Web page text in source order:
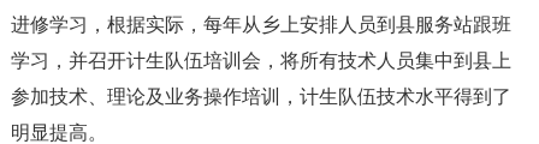
进修学习，根据实际，每年从乡上安排人员到县服务站跟班
学习，并召开计生队伍培训会，将所有技术人员集中到县上
参加技术、理论及业务操作培训，计生队伍技术水平得到了
明显提高。